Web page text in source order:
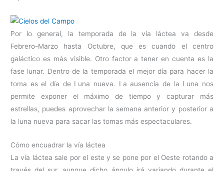
Por lo general, la temporada de la vía láctea va desde
Febrero-Marzo hasta Octubre, que es cuando el centro
galáctico es más visible. Otro factor a tener en cuenta es la
fase lunar. Dentro de la temporada el mejor día para hacer la
toma es el día de Luna nueva. La ausencia de la Luna nos
permite exponer el máximo de tiempo y capturar más
estrellas, puedes aprovechar la semana anterior y posterior a
la luna nueva para sacar las tomas más espectaculares.
Cómo encuadrar la vía láctea
La vía láctea sale por el este y se pone por el Oeste rotando a